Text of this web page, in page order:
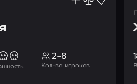
Кол-во игроков
2–8